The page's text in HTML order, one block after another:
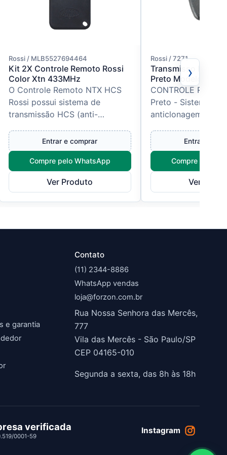
Rossi / MLB5527694464
Kit 2X Controle Remoto Rossi
Color Xtn 433MHz
O Controle Remoto NTX HCS
Rossi possui sistema de
transmissão HCS (anti-
Rolling Code e dois canais
independentes...
Entrar e comprar
Compre pelo WhatsApp
Ver Produto
Rossi / 7271
Transmisso Hcs
Preto Modelo
CONTROLE ROSSI
Preto - Sistema de
anticlonagem com
Memorização
(sem raspagem
Entrar e
Compre pelo
Ver
›
e garantia
Contato
(11) 2344-8886
WhatsApp vendas
loja@forzon.com.br
Rua Nossa Senhora das Mercês,
777
Vila das Mercês - São Paulo/SP
CEP 04165-010
Segunda a sexta, das 8h às 18h
verificada
0001-59
Instagram